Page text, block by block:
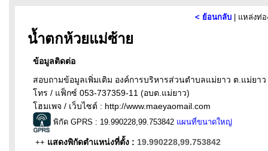
< ย้อนกลับ | แหล่งท่
น้ำตกห้วยแม่ซ้าย
ข้อมูลติดต่อ
สอบถามข้อมูลเพิ่มเติม องค์การบริหารส่วนตำบลแม่ยาว ต.แม่ยาว
โทร / แฟ็กซ์ 053-737359-11 (อบต.แม่ยาว)
โฮมเพจ / เว็บไซต์ : http://www.maeyaomail.com
พิกัด GPRS : 19.990228,99.753842 แผนที่ขนาดใหญ่
++ แสดงพิกัดตำแหน่งที่ตั้ง : 19.990228,99.753842